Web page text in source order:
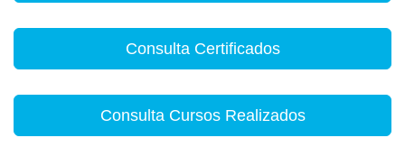
Consulta Certificados
Consulta Cursos Realizados